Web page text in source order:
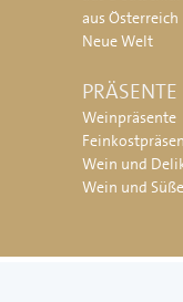
aus Österreich
Neue Welt
PRÄSENTE
Weinpräsente
Wein und
Wein und